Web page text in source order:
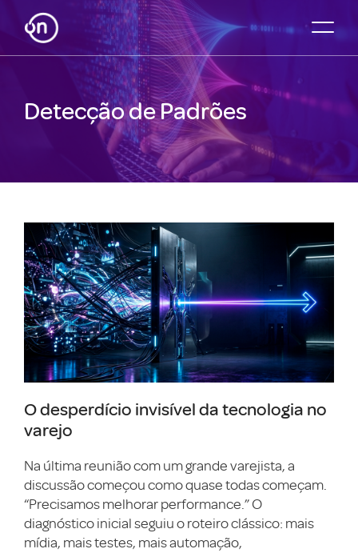
Detecção de Padrões
O desperdício invisível da tecnologia no
varejo
Na última reunião com um grande varejista, a
discussão começou como quase todas começam.
“Precisamos melhorar performance.” O
diagnóstico inicial seguiu o roteiro clássico: mais
mídia, mais testes, mais automação,